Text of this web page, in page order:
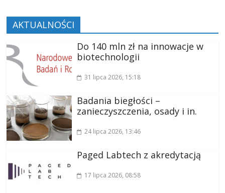
AKTUALNOŚCI
Do 140 mln zł na innowacje w
biotechnologii
31 lipca 2026, 15:18
Badania biegłości –
zanieczyszczenia, osady i in.
24 lipca 2026, 13:46
Paged Labtech z akredytacją
17 lipca 2026, 08:58